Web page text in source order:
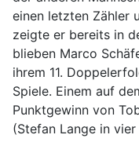
einen letzten Zähler
zeigte er bereits in
blieben Marco
ihrem 11.
Spiele. Einem auf
Punktgewinn von
(Stefan Lange in